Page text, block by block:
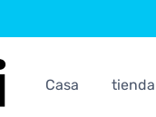
Casa tienda